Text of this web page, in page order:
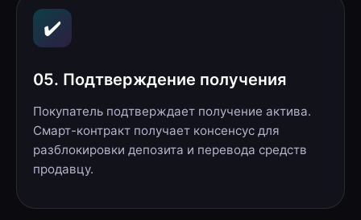
✔️
05. Подтверждение получения
Покупатель подтверждает получение актива.
Смарт-контракт получает консенсус для
разблокировки депозита и перевода средств
продавцу.